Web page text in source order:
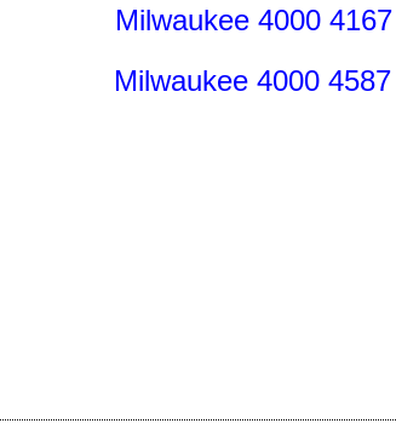
Milwaukee 4000
Milwaukee 4000